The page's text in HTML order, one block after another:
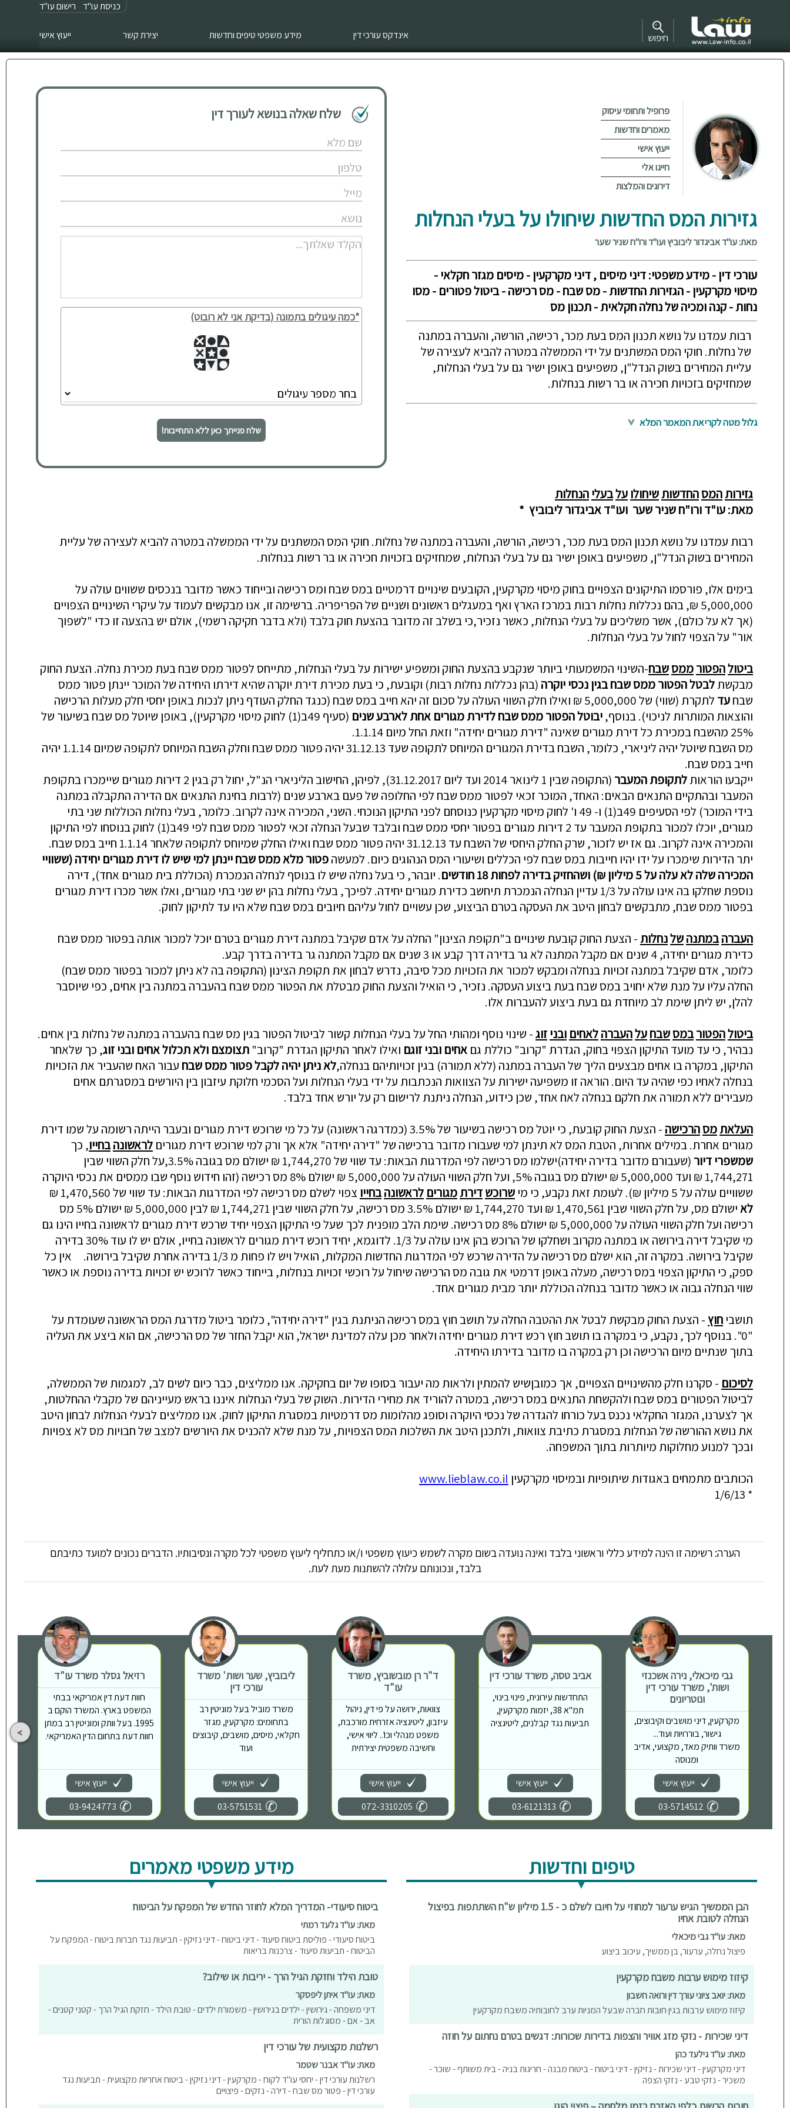
כניסת עו"ד רישום עו"ד
אינדקס עורכי דין מידע משפטי טיפים וחדשות יצירת קשר ייעוץ אישי חיפוש
פרופיל ותחומי עיסוק
מאמרים וחדשות
ייעוץ אישי
חייגו אלי
דירוגים והמלצות
גזירות המס החדשות שיחולו על בעלי הנחלות
מאת: עו"ד אביגדור ליבוביץ ועו"ד ורו"ח שניר שער
עורכי דין - מידע משפטי: דיני מיסים , דיני מקרקעין - מיסים מגזר חקלאי -
מיסוי מקרקעין - הגזירות החדשות - מס שבח - מס רכישה - ביטול פטורים - מסו
נחות - קנה ומכיה של נחלה חקלאית - תכנון מס
רבות עמדנו על נושא תכנון המס בעת מכר, רכישה, הורשה, והעברה במתנה
של נחלות. חוקי המס המשתנים על ידי הממשלה במטרה להביא לעצירה של
עליית המחירים בשוק הנדל"ן, משפיעים באופן ישיר גם על בעלי הנחלות,
שמחזיקים בזכויות חכירה או בר רשות בנחלות.
גלול מטה לקריאת המאמר המלא
שלח שאלה בנושא לעורך דין
*כמה עיגולים בתמונה (בדיקת אני לא רובוט)
שלח פנייתך כאן ללא התחייבות!
גזירותהמסהחדשותשיחולועלבעליהנחלות
מאת:עו"דורו"חשנירשער ועו"דאביגדורליבוביץ *
רבות עמדנו עלנושאתכנון המסבעת מכר, רכישה, הורשה, והעברהבמתנה שלנחלות. חוקי המס המשתנים עלידי הממשלהבמטרה להביאלעצירה שלעליית
המחיריםבשוק הנדל"ן, משפיעיםבאופן ישיר גם עלבעלי הנחלות, שמחזיקיםבזכויות חכירה אובר רשותבנחלות.
בימים אלו, פורסמו התיקונים הצפוייםבחוק מיסוי מקרקעין, הקובעים שינויים דרמטייםבמס שבח ומס רכישה ובייחוד כאשר מדוברבנכסים ששווים עולה על
5,000,000
₪
,בהם נכללות נחלות רבותבמרכז הארץ ואףבמעגלים ראשונים ושניים שלהפריפריה.ברשימה זו, אנו מבקשים לעמוד עלעיקרי השינויים הצפויים
(אך לאעלכולם)
, אשר משליכים עלבעלי הנחלות, כאשר נזכיר,כיבשלב זה מדוברבהצעת חוקבלבד (ולאבדבר חקיקה רשמי), אולם ישבהצעה זו כדי "לשפוך
אור" עלהצפוי לחולעלבעלי הנחלות.
ביטולהפטורממסשבח-השינוי המשמעותיביותר שנקבעבהצעת החוק ומשפיעישירות עלבעלי הנחלות, מתייחס לפטור ממס שבחבעת מכירת נחלה. הצעת החוק
מבקשתלבטלהפטורממסשבחבגיןנכסייוקרה (בהן נכללות נחלות רבות) וקובעת, כיבעת מכירת דירת יוקרה שהיאדירתו היחידה שלהמוכר יינתן פטור ממס
שבחעד לתקרת (שווי) של5,000,000
₪ ואילו חלק השווי העולה עלסכום זה יהאחייבבמס שבח (כנגד החלק העודף ניתן לנכותבאופן יחסי חלק מעלות הרכישה
והוצאות המותרות לניכוי).בנוסף,יבוטלהפטורממסשבחלדירתמגורים אחתלארבעשנים (סעיף 49ב(1) לחוק מיסוי מקרקעין)
,באופן שיוטלמס שבחבשיעור של
25% מהשבחבמכירת כלדירת מגורים שאינה "דירת מגורים יחידה" וזאת החלמיום1.1.14.
מס השבח שיוטליהיה ליניארי, כלומר, השבחבדירת המגורים המיוחס לתקופה שעד 31.12.13יהיה פטור ממס שבח וחלק השבח המיוחס לתקופה שמיום1.1.14 יהיה
חייבבמס שבח.
ייקבעו הוראותלתקופתהמעבר (התקופה שבין 1 לינואר2014 ועד ליום 31.12.2017)
, לפיהן, החישוב הליניארי הנ"ל, יחולרקבגין 2 דירות מגורים שיימכרובתקופת
המעבר ובהתקיים התנאים הבאים: האחד, המוכר זכאי לפטור ממס שבח לפי החלופה שלפעםבארבעשנים (לרבותבחינת התנאים אם הדירה התקבלהבמתנה
בידי המוכר) לפי הסעיפים 49ב(1) ו-
49 ו' לחוק מיסוי מקרקעין כנוסחם לפני התיקון הנוכחי. השני, המכירה אינה לקרוב. כלומר,בעלי נחלות הכוללות שניבתי
מגורים, יוכלו למכורבתקופת המעבר עד 2 דירות מגוריםבפטור יחסי ממס שבח ובלבד שבעלהנחלה זכאי לפטור ממס שבח לפי 49ב(1) לחוקבנוסחו לפי התיקון
והמכירה אינה לקרוב. גם אז יש לזכור, שרק החלק היחסי שלהשבח עד 31.12.13יהיה פטור ממס שבח ואילו החלק שמיוחס לתקופה שלאחר1.1.14 חייבבמס שבח.
יתר הדירות שימכרו עלידו יהיו חייבותבמס שבח לפי הכללים ושיעורי המס הנהוגים כיום. למעשהפטורמלאממסשבחיינתןלמישישלודירתמגורים יחידה(ששוויי
המכירהשלהלאעלהעל5מיליון₪
)ושהחזיקבדירהלפחות18חודשים. יובהר, כיבעלנחלה שיש לובנוסף לנחלה הנמכרת (הכוללתבית מגורים אחד), דירה
נוספת שחלקובה אינו עולה על1/3 עדיין הנחלה הנמכרת תיחשב כדירת מגורים יחידה. לפיכך,בעלי נחלותבהן יש שניבתי מגורים, ואלו אשר מכרו דירת מגורים
בפטור ממס שבח, מתבקשים לבחון היטב את העסקהבטרם הביצוע, שכן עשויים לחולעליהם חיוביםבמס שבח שלאהיו עד לתיקון לחוק.
העברהבמתנהשלנחלות- הצעת החוק קובעת שינוייםב"תקופת הצינון" החלה עלאדם שקיבלבמתנה דירת מגוריםבטרם יוכללמכור אותהבפטור ממס שבח
כדירת מגורים יחידה,
4 שנים אם מקבלהמתנה לאגרבדירה דרך קבעאו 3שנים אם מקבלהמתנה גרבדירהבדרך קבע.
כלומר, אדם שקיבלבמתנה זכויותבנחלה ומבקש למכור את הזכויות מכלסיבה, נדרש לבחון את תקופת הצינון (התקופהבה לאניתן למכורבפטור ממס שבח)
החלה עליו עלמנת שלאיחויבבמס שבחבעתביצועהעסקה. נזכיר, כי הואילוהצעת החוק מבטלת את הפטור ממס שבחבהעברהבמתנהבין אחים, כפי שיוסבר
להלן, יש ליתן שימת לב מיוחדת גםבעתביצועלהעברות אלו.
ביטולהפטורבמסשבחעלהעברהלאחים ובניזוג- שינוי נוסף ומהותי החלעלבעלי הנחלות קשור לביטולהפטורבגין מס שבחבהעברהבמתנה שלנחלותבין אחים.
נבהיר, כי עד מועד התיקון הצפויבחוק, הגדרת "קרוב" כוללת גםאחים ובניזוגם ואילו לאחר התיקון הגדרת "קרוב"תצומצם ולאתכלולאחים ובניזוג, כך שלאחר
התיקון,במקרהבו אחים מבצעים הליך שלהעברהבמתנה (ללאתמורה)בגין זכויותיהםבנחלה,לאניתןיהיהלקבלפטורממסשבח עבור האח שהעביר את הזכויות
בנחלה לאחיו כפי שהיה עד היום. הוראה זו משפיעה ישירות עלהצוואות הנכתבות עלידיבעלי הנחלות ועלהסכמי חלוקת עיזבוןבין היורשיםבמסגרתם אחים
מעבירים ללאתמורה את חלקםבנחלה לאח אחד, שכן כידוע, הנחלה ניתנת לרישום רק עליורש אחדבלבד.
העלאתמסהרכישה - הצעת החוק קובעת, כי יוטלמס רכישהבשיעור של3.5% ( כמדרגה ראשונה) עלכלמי שרוכש דירת מגורים ובעבר הייתה רשומה עלשמו דירת
מגורים אחרת.במילים אחרות, הטבת המס לאתינתן למי שעבורו מדוברברכישה של "דירה יחידה" אלאאך ורק למי שרוכש דירת מגוריםלראשונהבחייו, כך
שמשפרידיור (שעבורם מדוברבדירה יחידה)ישלמו מס רכישה לפי המדרגות הבאות: עד שווי של1,744,270
₪ ישולם מסבגובה3.5%
,עלחלק השווי שבין
1,744,271
₪ ועד 5,000,000
₪ ישולם מסבגובה5%, ועלחלק השווי העולה על5,000,000
₪ ישולם8% מס רכישה (זהו חידוש נוסף שבו ממסים את נכסי היוקרה
ששוויים עולה על5 מיליון ₪
). לעומת זאת נקבע, כי מישרוכשדירתמגורים לראשונהבחייו צפוי לשלם מס רכישה לפי המדרגות הבאות: עד שווי של1,470,560
₪
לאישולם מס, עלחלק השווי שבין 1,470,561
₪ ועד 1,744,270
₪ ישולם3.5%מס רכישה, עלחלק השווי שבין 1,744,271
₪ לבין 5,000,000
₪ ישולם5% מס
רכישה ועלחלק השווי העולה על5,000,000
₪ ישולם8% מס רכישה. שימת הלב מופנית לכך שעלפי התיקון הצפוי יחיד שרכש דירת מגורים לראשונהבחייו הינו גם
מי שקיבלדירהבירושה אובמתנה מקרוב ושחלקו שלהרוכשבהן אינו עולה על1/3. לדוגמא, יחיד רוכש דירת מגורים לראשונהבחייו, אולם יש לו עוד30%בדירה
שקיבלבירושה.במקרה זה, הואישלם מס רכישה עלהדירה שרכש לפי המדרגות החדשות המקלות, הואילויש לו פחות מ 1/3בדירה אחרת שקיבלבירושה. אין כל
ספק, כי התיקון הצפויבמס רכישה, מעלהבאופן דרמטי את גובה מס הרכישה שיחולעלרוכשי זכויותבנחלות,בייחוד כאשר לרוכש יש זכויותבדירה נוספת או כאשר
שווי הנחלה גבוה או כאשר מדוברבנחלה הכוללת יותר מבית מגורים אחד.
תושביחוץ - הצעת החוק מבקשת לבטלאת ההטבה החלה עלתושב חוץבמס רכישה הניתנתבגין "דירה יחידה"
, כלומרביטולמדרגת המס הראשונה שעומדת על
"0"
.בנוסף לכך, נקבע, כיבמקרהבו תושב חוץ רכש דירת מגורים יחידה ולאחר מכן עלה למדינת ישראל, הואיקבלהחזר שלמס הרכישה, אם הואביצעאת העליה
בתוך שנתיים מיום הרכישה וכן רקבמקרהבו מדוברבדירתו היחידה.
לסיכום - סקרנו חלק מהשינויים הצפויים, אך כמובןשיש להמתין ולראות מה יעבורבסופו שליוםבחקיקה. אנו ממליצים, כבר כיום לשים לב, למגמות שלהממשלה,
לביטולהפטוריםבמס שבח ולהקשחת התנאיםבמס רכישה,במטרה להוריד את מחירי הדירות. השוק שלבעלי הנחלות איננובראש מעייניהם שלמקבלי ההחלטות,
אך לצערנו, המגזר החקלאי נכנסבעלכורחו להגדרה שלנכסי היוקרה וסופגמהלומות מס דרמטיותבמסגרת התיקון לחוק. אנו ממליצים לבעלי הנחלות לבחון היטב
את נושאההורשה שלהנחלותבמסגרת כתיבת צוואות, ולתכנן היטב את השלכות המס הצפויות, עלמנת שלאלהכניס את היורשים למצב שלחבויות מס לאצפויות
ובכך למנועמחלוקות מיותרותבתוך המשפחה.
הכותבים מתמחיםבאגודות שיתופיות ובמיסוי מקרקעין www.lieblaw.co.il
* 1/6/13
הערה: רשימה זו הינה למידע כללי וראשוני בלבד ואינה נועדה בשום מקרה לשמש כיעוץ משפטי ו/או כתחליף ליעוץ משפטי לכל מקרה ונסיבותיו. הדברים נכונים למועד כתיבתם
בלבד, ונכונותם עלולה להשתנות מעת לעת.
גבי מיכאלי, נירה אשכנזי
ושות', משרד עורכי דין
ונוטריונים
מקרקעין, דיני מושבים וקיבוצים,
גישור, בוררויות ועוד...
משרד וותיק מאד, מקצועי, אדיב
ומנוסה
ייעוץ אישי
03-5714512
אביב טסה, משרד עורכי דין
התחדשות עירונית, פינוי בינוי,
תמ"א 38, יזמות מקרקעין,
תביעות נגד קבלנים, ליטיגציה
ייעוץ אישי
03-6121313
ד"ר רן מובשוביץ, משרד
עו"ד
צוואות, ירושה על פי דין, ניהול
עיזבון, ליטיגציה אזרחית מורכבת,
משפט מנהלי וכו'.. ליווי אישי,
וחשיבה משפטית יצירתית
ייעוץ אישי
072-3310205
ליבוביץ, שער ושות' משרד
עורכי דין
משרד מוביל בעל מוניטין רב
בתחומים: מקרקעין, מגזר
חקלאי, מיסים, מושבים, קיבוצים
ועוד
ייעוץ אישי
03-5751531
רזיאל גסלר משרד עו"ד
חוות דעת דין אמריקאי בבתי
המשפט בארץ. המשרד הוקם ב
1995. בעל וותק ומוניטין רב במתן
חוות דעת בתחום הדין האמריקאי.
ייעוץ אישי
03-9424773
טיפים וחדשות
הבן הממשיך הגיש ערעור למחוזי על חיובו לשלם כ - 1.5 מיליון ש"ח השתתפות בפיצול
הנחלה לטובת אחיו
מאת: עו"ד גבי מיכאלי
פיצול נחלה, ערעור, בן ממשיך, עיכוב ביצוע
קיזוז מימוש ערבות משבח מקרקעין
מאת: יואב ציוני עורך דין ורואה חשבון
קיזוז מימוש ערבות בגין חובות חברה שבעל המניות ערב לחובותיה משבח מקרקעין
דיני שכירות - נזקי מזג אוויר והצפות בדירות שכורות: דגשים בטרם נחתום על חוזה
מאת: עו"ד גילעד כהן
דיני מקרקעין - דיני שכירות - נזיקין - דיני ביטוח - ביטוח מבנה - חריגות בניה - בית משותף - שוכר -
משכיר - נזקי טבע - נזקי הצפה
מידע משפטי מאמרים
ביטוח סיעודי- המדריך המלא לחוזר החדש של המפקח על הביטוח
מאת: עו"ד גלעד רמתי
ביטוח סיעודי - פוליסת ביטוח סיעוד - דיני ביטוח - דיני נזיקין - תביעות נגד חברות ביטוח - המפקח על
הביטוח - תביעות סיעוד - צרכנות בריאות
טובת הילד וחזקת הגיל הרך - יריבות או שילוב?
מאת: עו"ד איתן ליפסקר
דיני משפחה - גירושין - ילדים בגירושין - משמורת ילדים - טובת הילד - חזקת הגיל הרך - קטני קטנים -
אב - אם - מסוגלות הורית
רשלנות מקצועית של עורכי דין
מאת: עו"ד אבנר שטמר
רשלנות עורכי דין - יחסי עו"ד לקוח - מקרקעין - דיני נזיקין - ביטוח אחריות מקצועית - תביעות נגד
עורכי דין - פטור מס שבח - דירה - נזקים - פיצויים